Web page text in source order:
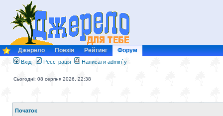
Джерело Поезія Рейтинг Форум
Вхід Реєстрація Написати admin`у
Сьогодні: 08 серпня 2026, 22:38
Початок